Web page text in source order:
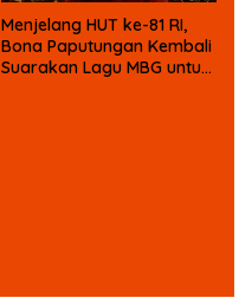
Menjelang HUT ke-81 RI,
Bona Paputungan Kembali
Suarakan Lagu MBG untuk